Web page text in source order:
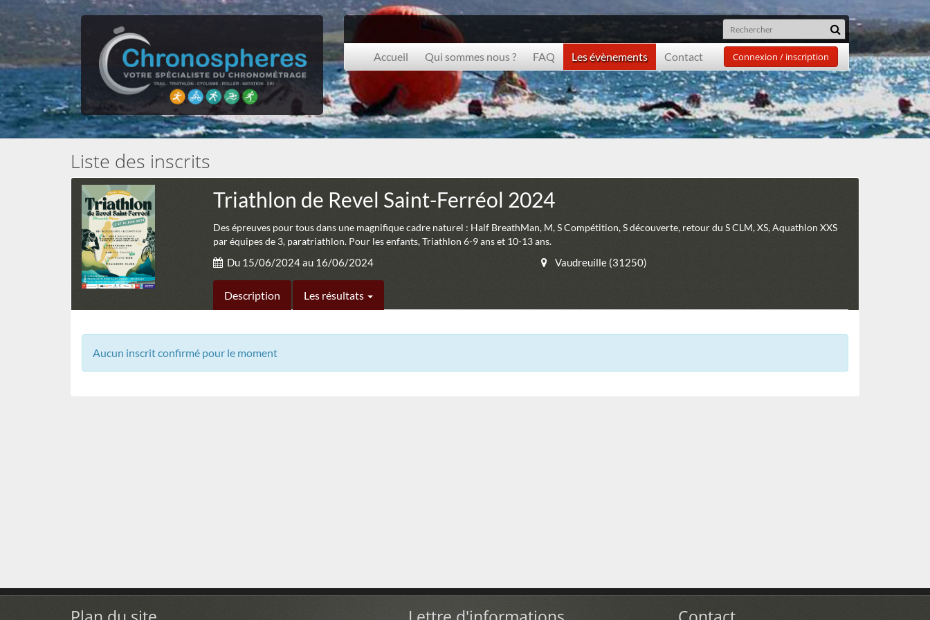
Accueil Qui sommes nous ? FAQ Les évènements Contact Connexion / inscription
Liste des inscrits
Triathlon de Revel Saint-Ferréol 2024
Des épreuves pour tous dans une magnifique cadre naturel : Half BreathMan, M, S Compétition, S découverte, retour du S CLM, XS, Aquathlon XXS
par équipes de 3, paratriathlon. Pour les enfants, Triathlon 6-9 ans et 10-13 ans.
Du 15/06/2024 au 16/06/2024 Vaudreuille (31250)
Description Les résultats
Aucun inscrit confirmé pour le moment